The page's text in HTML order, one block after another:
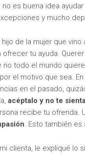
no es buena idea
y mucho
hijo de la mujer que
ofrecer tu ayuda.
no todo el mundo
el motivo que sea.
en el pasado,
acéptalo y no te
recibe tu ofrenda.
. Esto también es
clienta, le expliqué lo